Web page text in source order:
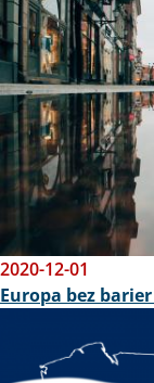
2020-12-01
Europa bez barier